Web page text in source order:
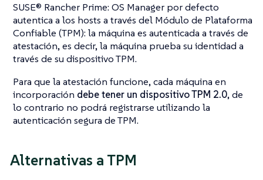
SUSE® Rancher Prime: OS Manager por defecto
autentica a los hosts a través del Módulo de Plataforma
Confiable (TPM): la máquina es autenticada a través de
atestación, es decir, la máquina prueba su identidad a
través de su dispositivo TPM.
Para que la atestación funcione, cada máquina en
incorporación debe tener un dispositivo TPM 2.0, de
lo contrario no podrá registrarse utilizando la
autenticación segura de TPM.
Alternativas a TPM